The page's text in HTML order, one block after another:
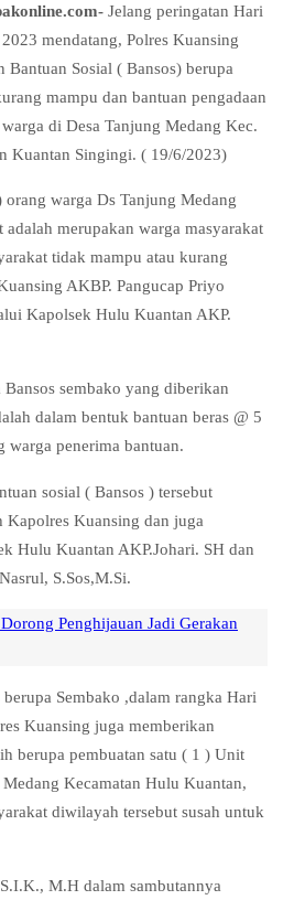
Jelang peringatan Hari
mendatang, Polres Kuansing
Bantuan Sosial ( Bansos) berupa
mampu dan bantuan pengadaan
di Desa Tanjung Medang Kec.
Kuantan Singingi. ( 19/6/2023)
warga Ds Tanjung Medang
adalah merupakan warga masyarakat
tidak mampu atau kurang
AKBP. Pangucap Priyo
Kapolsek Hulu Kuantan AKP.
sembako yang diberikan
dalam bentuk bantuan beras @ 5
penerima bantuan.
sosial ( Bansos ) tersebut
Kapolres Kuansing dan juga
Hulu Kuantan AKP.Johari. SH dan
S.Sos,M.Si.
Penghijauan Jadi Gerakan
Sembako ,dalam rangka Hari
Kuansing juga memberikan
berupa pembuatan satu ( 1 ) Unit
Kecamatan Hulu Kuantan,
diwilayah tersebut susah untuk
M.H dalam sambutannya